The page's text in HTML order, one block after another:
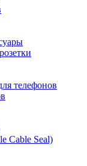
телефонов
Cable Seal)